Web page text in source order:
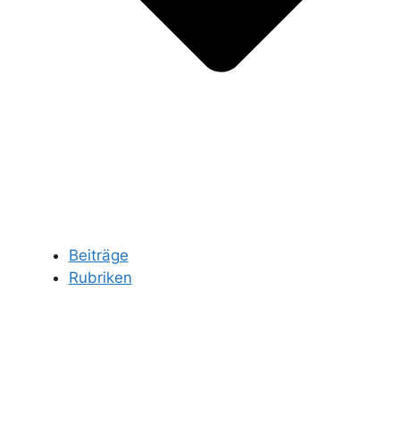
Beiträge
Rubriken